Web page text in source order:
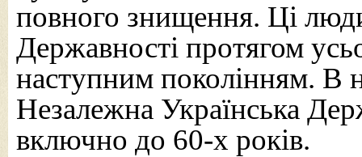
повного знищення. Ці
Державності протягом
наступним поколінням. В
Незалежна Українська
включно до 60-х років.